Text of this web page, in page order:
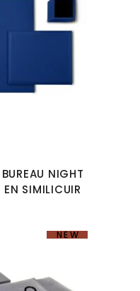
NIGHT
EN SIMILICUIR
NEW